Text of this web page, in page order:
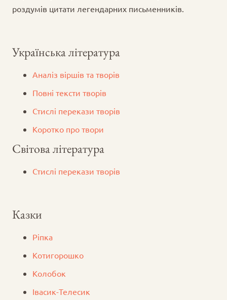
роздумів цитати легендарних письменників.
Українська література
Аналіз віршів та творів
Повні тексти творів
Стислі перекази творів
Коротко про твори
Світова література
Стислі перекази творів
Казки
Ріпка
Котигорошко
Колобок
Iвасик-Телесик